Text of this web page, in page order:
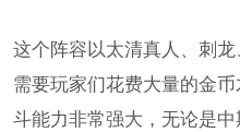
这个阵容以太清真人、刺
需要玩家们花费大量的金
斗能力非常强大，无论是中